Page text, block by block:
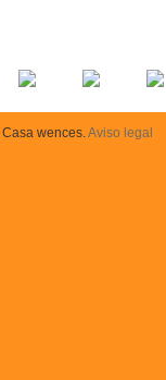
wences.Aviso legal